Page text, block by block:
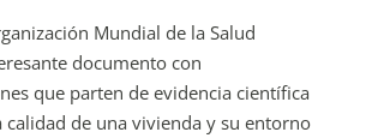
Mundial de la Salud
documento con
que parten de evidencia científica
calidad de una vivienda y su entorno